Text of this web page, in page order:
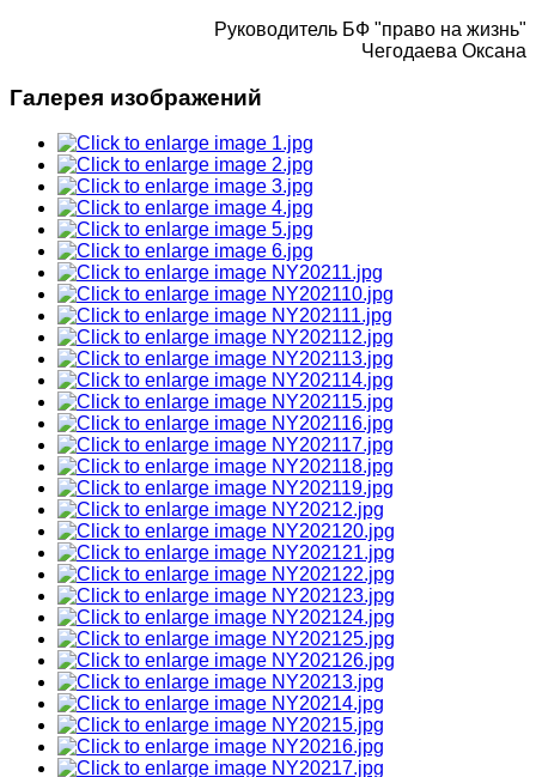
Руководитель БФ "право на жизнь"
Чегодаева Оксана
Галерея изображений